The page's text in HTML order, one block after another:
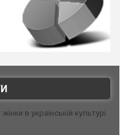
в українській культурі